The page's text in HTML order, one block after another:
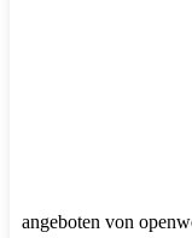
angeboten von